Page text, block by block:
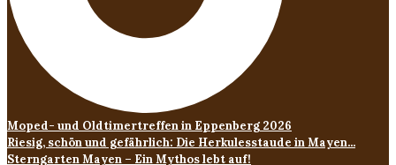
Moped- und Oldtimertreffen in Eppenberg 2026
Riesig, schön und gefährlich: Die Herkulesstaude in Mayen...
Sterngarten Mayen – Ein Mythos lebt auf!